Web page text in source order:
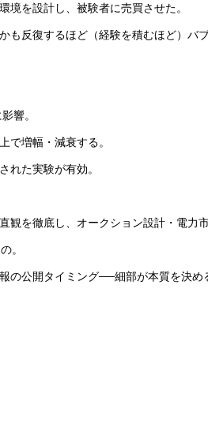
境を設計し、被験者に売買させた。
反復するほど（経験を積むほど）バ
響。
で増幅・減衰する。
れた実験が有効。
観を徹底し、オークション設計・電
。
の公開タイミング──細部が本質を決め